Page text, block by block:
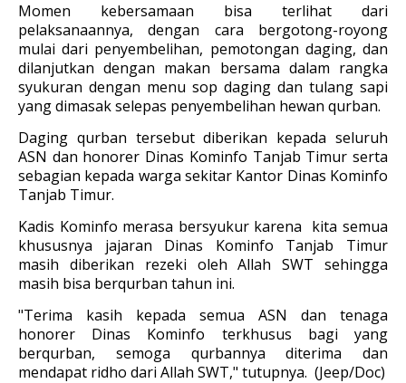
Momen kebersamaan bisa terlihat dari
pelaksanaannya, dengan cara bergotong-royong
mulai dari penyembelihan, pemotongan daging, dan
dilanjutkan dengan makan bersama dalam rangka
syukuran dengan menu sop daging dan tulang sapi
yang dimasak selepas penyembelihan hewan qurban.
Daging qurban tersebut diberikan kepada seluruh
ASN dan honorer Dinas Kominfo Tanjab Timur serta
sebagian kepada warga sekitar Kantor Dinas Kominfo
Tanjab Timur.
Kadis Kominfo merasa bersyukur karena kita semua
khususnya jajaran Dinas Kominfo Tanjab Timur
masih diberikan rezeki oleh Allah SWT sehingga
masih bisa berqurban tahun ini.
"Terima kasih kepada semua ASN dan tenaga
honorer Dinas Kominfo terkhusus bagi yang
berqurban, semoga qurbannya diterima dan
mendapat ridho dari Allah SWT," tutupnya. (Jeep/Doc)